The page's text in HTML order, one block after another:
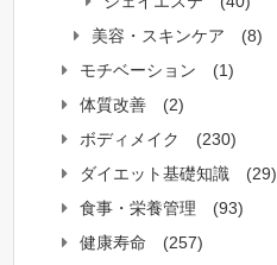
美容・スキンケア
(8)
モチベーション
(1)
体質改善
(2)
ボディメイク
(230)
ダイエット基礎知識
(29)
食事・栄養管理
(93)
健康寿命
(257)